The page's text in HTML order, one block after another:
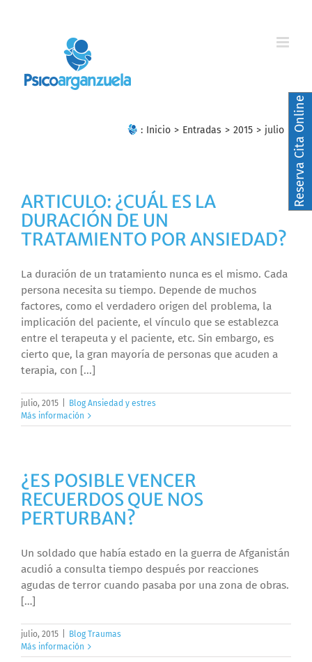
: Inicio > Entradas > 2015 > julio
ARTICULO: ¿CUÁL ES LA
DURACIÓN DE UN
TRATAMIENTO POR ANSIEDAD?
La duración de un tratamiento nunca es el mismo. Cada
persona necesita su tiempo. Depende de muchos
factores, como el verdadero origen del problema, la
implicación del paciente, el vínculo que se establezca
entre el terapeuta y el paciente, etc. Sin embargo, es
cierto que, la gran mayoría de personas que acuden a
terapia, con [...]
julio, 2015
Blog Ansiedad y estres
Más información
¿ES POSIBLE VENCER
RECUERDOS QUE NOS
PERTURBAN?
Un soldado que había estado en la guerra de Afganistán
acudió a consulta tiempo después por reacciones
agudas de terror cuando pasaba por una zona de obras.
[…]
julio, 2015
Blog Traumas
Más información
Reserva Cita Online